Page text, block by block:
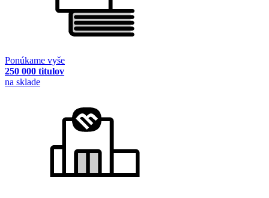
Ponúkame vyše
250 000 titulov
na sklade